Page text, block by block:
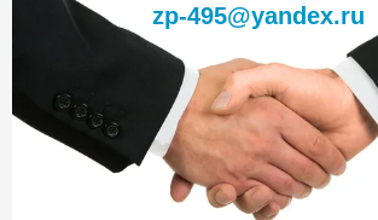
zp-495@yandex.ru